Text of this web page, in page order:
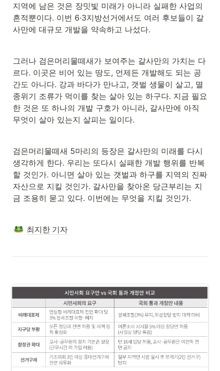
지역에 남은 것은 장밋빛 미래가 아니라 실패한 사업의
흔적뿐이다. 이번 6·3지방선거에서도 여러 후보들이 갈
사만에 대규모 개발을 약속하고 나섰다.
그러나 검은머리물떼새가 보여주는 갈사만의 가치는 다
르다. 이곳은 비어 있는 땅도, 언제든 개발해도 되는 공
간도 아니다. 강과 바다가 만나고, 갯벌 생물이 살고, 멸
종위기 조류가 먹이를 찾는 살아 있는 하구다. 지금 필요
한 것은 또 하나의 개발 구호가 아니라, 갈사만에 아직
무엇이 살아 있는지 살피는 일이다.
검은머리물떼새 5마리의 등장은 갈사만의 미래를 다시
생각하게 한다. 우리는 또다시 실패한 개발 행위를 반복
할 것인가. 아니면 살아 있는 갯벌과 하구를 지역의 진짜
자산으로 지킬 것인가. 갈사만을 찾아온 당근부리는 지
금 조용히 묻고 있다. 이번에는 무엇을 지킬 것인가.
최지한 기자